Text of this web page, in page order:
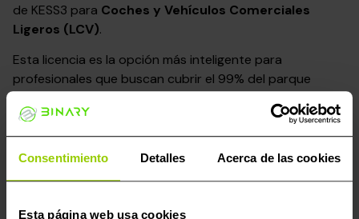
Consentimiento Detalles Acerca de las cookies
Esta página web usa cookies
de KESS3 para Coches y Vehículos Comerciales
Ligeros (LCV).
Esta licencia es la opción más inteligente para
profesionales que buscan cubrir el 99% del parque
ser usuario Slave, eliminas la curva de aprendizaje
sencillo: lees el archivo original del coche, lo envías
a tu Master y en minutos recibes la solución lista